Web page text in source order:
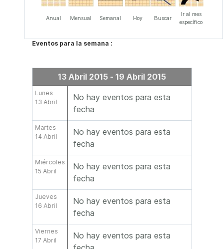
Anual Mensual Semanal Hoy Buscar
Ir al mes
específico
Eventos para la semana :
13 Abril 2015 - 19 Abril 2015
Lunes
13 Abril
No hay eventos para esta
fecha
Martes
14 Abril
No hay eventos para esta
fecha
Miércoles
15 Abril
No hay eventos para esta
fecha
Jueves
16 Abril
No hay eventos para esta
fecha
Viernes
17 Abril
No hay eventos para esta